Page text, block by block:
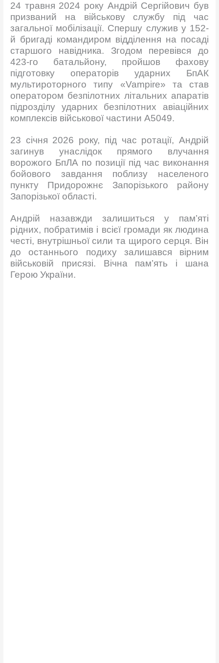
24 травня 2024 року Андрій Сергійович був
призваний на військову службу під час
загальної мобілізації. Спершу служив у 152-
й бригаді командиром відділення на посаді
старшого навідника. Згодом перевівся до
423-го батальйону, пройшов фахову
підготовку операторів ударних БпАК
мультироторного типу «Vampire» та став
оператором безпілотних літальних апаратів
підрозділу ударних безпілотних авіаційних
комплексів військової частини А5049.
23 січня 2026 року, під час ротації, Андрій
загинув унаслідок прямого влучання
ворожого БпЛА по позиції під час виконання
бойового завдання поблизу населеного
пункту Придорожнє Запорізького району
Запорізької області.
Андрій назавжди залишиться у пам’яті
рідних, побратимів і всієї громади як людина
честі, внутрішньої сили та щирого серця. Він
до останнього подиху залишався вірним
військовій присязі. Вічна пам’ять і шана
Герою України.